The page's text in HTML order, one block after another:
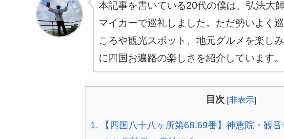
本記事を書いている20代の僕は、弘法大
マイカーで巡礼しました。ただ勢いよく
ころや観光スポット、地元グルメを楽し
に四国お遍路の楽しさを紹介しています。
目次 [非表示]
1. 【四国八十八ヶ所第68.69番】神恵院・観